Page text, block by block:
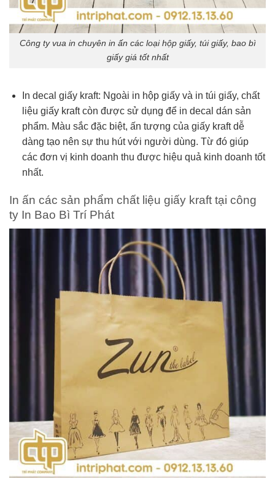
Công ty vua in chuyên in ấn các loại hộp giấy, túi giấy, bao bì
giấy giá tốt nhất
In decal giấy kraft: Ngoài in hộp giấy và in túi giấy, chất
liệu giấy kraft còn được sử dụng để in decal dán sản
phẩm. Màu sắc đặc biệt, ấn tượng của giấy kraft dễ
dàng tạo nên sự thu hút với người dùng. Từ đó giúp
các đơn vị kinh doanh thu được hiệu quả kinh doanh tốt
nhất.
In ấn các sản phẩm chất liệu giấy kraft tại công
ty In Bao Bì Trí Phát